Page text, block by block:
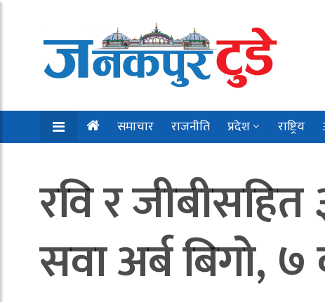
समाचार राजनीति प्रदेश राष्ट्रिय
रवि र जीबीसहित
सवा अर्ब बिगो,